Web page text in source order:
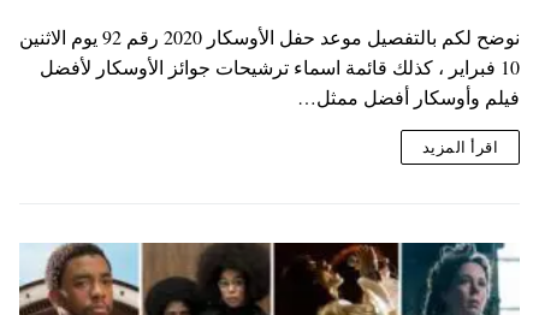
نوضح لكم بالتفصيل موعد حفل الأوسكار 2020 رقم 92 يوم الاثنين
10 فبراير ، كذلك قائمة اسماء ترشيحات جوائز الأوسكار لأفضل
فيلم وأوسكار أفضل ممثل…
اقرأ المزيد